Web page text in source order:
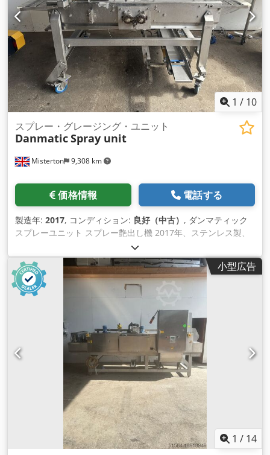
1 / 10
Misterton 9,308 km
スプレー・グレージング・ユニット
DanmaticSpray unit
価格情報 電話する
製造年: 2017, コンディション: 良好（中古） , ダンマティック
スプレーユニット スプレー艶出し機 2017年、ステンレス製、
スプレー艶出し機、ベルト寸法2150mm x 820mm、ステンレ
スメッシュベルト、上部に取り付けられた4つのスプレージェ
ット、調節可能な圧力コントロール、純水から油や釉薬の 卵ま
で多種多様な液体で作業可能、可動式、3Ph Cjdpfx
Aouanvcod Ierf
小型広告
1 / 14